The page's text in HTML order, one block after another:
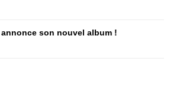
annonce son nouvel album !